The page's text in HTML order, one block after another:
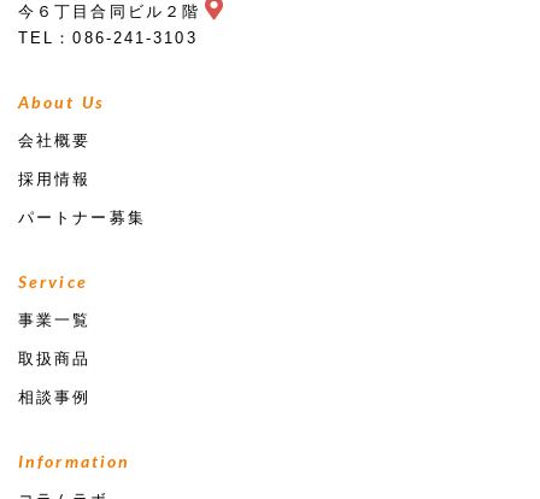
今６丁目合同ビル２階
TEL：086-241-3103
About Us
会社概要
採用情報
パートナー募集
Service
事業一覧
取扱商品
相談事例
Information